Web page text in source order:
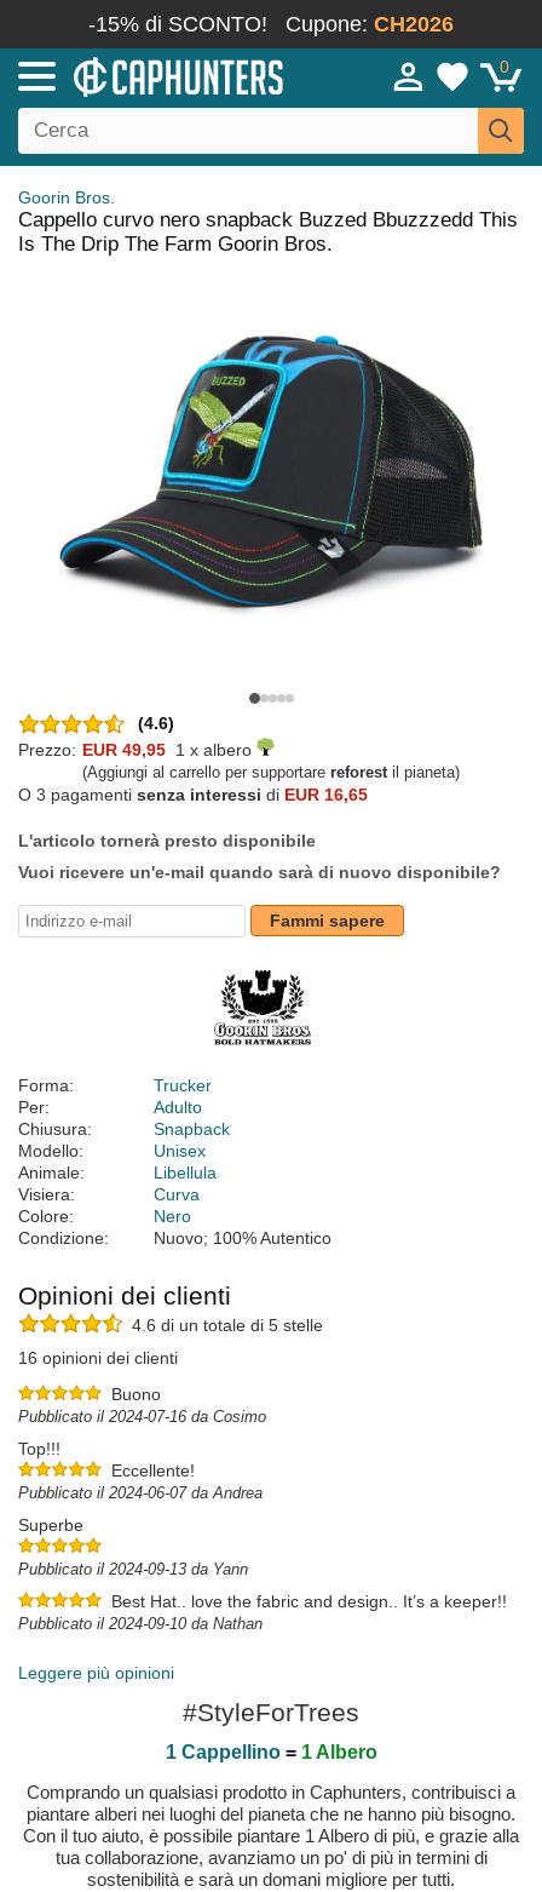
-15% di SCONTO! Cupone: CH2026
0
Goorin Bros.
Cappello curvo nero snapback Buzzed Bbuzzzedd This
Is The Drip The Farm Goorin Bros.
(4.6)
Prezzo: EUR 49,95 1 x albero
(Aggiungi al carrello per supportare reforestil pianeta)
O 3 pagamenti senza interessi di EUR 16,65
L'articolo tornerà presto disponibile
Vuoi ricevere un'e-mail quando sarà di nuovo disponibile?
Fammi sapere
Forma:
Trucker
Per:
Adulto
Chiusura:
Snapback
Modello:
Unisex
Animale:
Libellula
Visiera:
Curva
Colore:
Nero
Condizione:
Nuovo; 100% Autentico
Opinioni dei clienti
4.6 di un totale di 5 stelle
16 opinioni dei clienti
Buono
Pubblicato il 2024-07-16 da Cosimo
Top!!!
Eccellente!
Pubblicato il 2024-06-07 da Andrea
Superbe
Pubblicato il 2024-09-13 da Yann
Best Hat.. love the fabric and design.. It’s a keeper!!
Pubblicato il 2024-09-10 da Nathan
Leggere più opinioni
#StyleForTrees
1 Cappellino= 1 Albero
Comprando un qualsiasi prodotto in Caphunters, contribuisci a
piantare alberi nei luoghi del pianeta che ne hanno più bisogno.
Con il tuo aiuto, è possibile piantare 1 Albero di più, e grazie alla
tua collaborazione, avanziamo un po' di più in termini di
sostenibilità e sarà un domani migliore per tutti.